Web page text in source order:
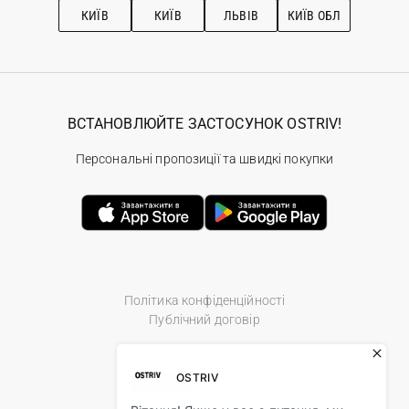
КИЇВ КИЇВ ЛЬВІВ КИЇВ ОБЛ
Політика конфіденційності
Публічний договір
ВСТАНОВЛЮЙТЕ ЗАСТОСУНОК OSTRIV!
Персональні пропозиції та швидкі покупки